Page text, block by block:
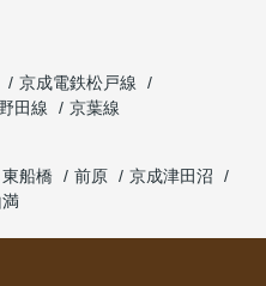
京成電鉄松戸線
田線
京葉線
東船橋 前原
京成津田沼